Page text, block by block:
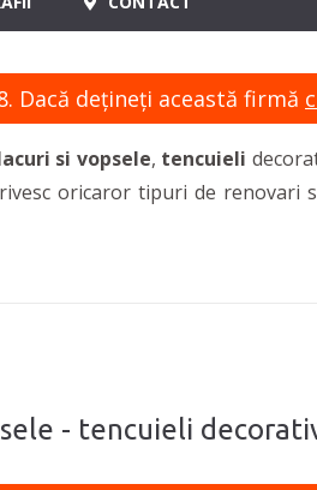
Dacă dețineți această firmă
si vopsele, tencuieli
oricaror tipuri de renovari
- tencuieli